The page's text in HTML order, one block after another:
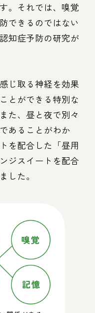
。それでは、嗅覚
できるのではない
知症予防の研究が
じ取る神経を効果
とができる特別な
た、昼と夜で別々
あることがわか
を配合した「昼用
ジスイートを配合
した。